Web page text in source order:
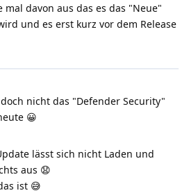
davon aus das es das "Neue"
und es erst kurz vor dem Release
nicht das "Defender Security"
😀
lässt sich nicht Laden und
aus 😧
ist 😅